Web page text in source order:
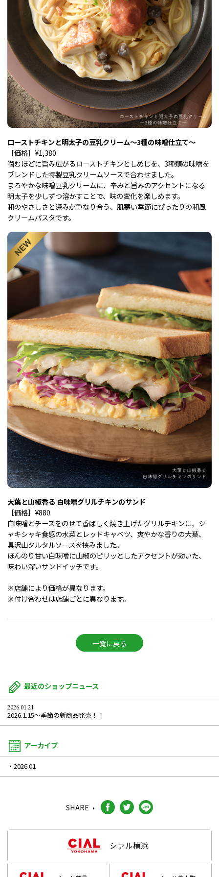
ローストチキンと明太子の豆乳クリーム～3種の味噌仕立て～
［価格］¥1,380
噛むほどに旨み広がるローストチキンとしめじを、3種類の味噌を
ブレンドした特製豆乳クリームソースで合わせました。
まろやかな味噌豆乳クリームに、辛みと旨みのアクセントになる
明太子を少しずつ溶かすことで、味の変化を楽しめます。
和のやさしさと深みが重なり合う、肌寒い季節にぴったりの和風
クリームパスタです。
大葉と山椒香る 白味噌グリルチキンのサンド
［価格］¥880
白味噌とチーズをのせて香ばしく焼き上げたグリルチキンに、シ
ャキシャキ食感の水菜とレッドキャベツ、爽やかな香りの大葉、
具沢山タルタルソースを挟みました。
ほんのり甘い白味噌に山椒のピリッとしたアクセントが効いた、
味わい深いサンドイッチです。
※店舗により価格が異なります。
※付け合わせは店舗ごとに異なります。
一覧に戻る
最近のショップニュース
2026.01.21
2026.1.15～季節の新商品発売！！
アーカイブ
2026.01
SHARE
シァル横浜